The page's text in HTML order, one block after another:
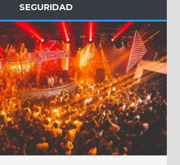
SEGURIDAD